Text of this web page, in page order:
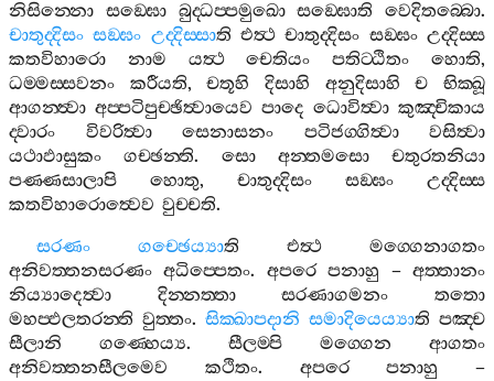
නිසින‍්නො සඞ‍්ඝො බුද‍්ධප‍්පමුඛො සඞ‍්ඝොති වෙදිතබ‍්බො.
චාතුද‍්දිසං සඞ‍්ඝං උද‍්දිස‍්සාති එත්‍ථ චාතුද‍්දිසං සඞ‍්ඝං උද‍්දිස‍්ස
කතවිහාරො
නාම යත්‍ථ චෙතියං පතිට‍්ඨිතං හොති,
ධම‍්මස‍්සවනං
කරීයති,චතූහි දිසාහි අනුදිසාහි ච
භික‍්ඛූ
ආගන‍්ත්‍වා අප‍්පටිපුච‍්ඡිත්‍වායෙව පාදෙ ධොවිත්‍වා කුඤ‍්චිකාය
ද‍්වාරං
විවරිත්‍වා සෙනාසනං පටිජග‍්ගිත්‍වා
වසිත්‍වා
යථාඵාසුකං
ගච‍්ඡන‍්ති. සො අන‍්තමසො
චතුරතනියා
පණ‍්ණසාලාපි
හොතු, චාතුද‍්දිසං සඞ‍්ඝං
උද‍්දිස‍්ස
කතවිහාරොත්‍වෙව වුච‍්චති.
සරණං
ගච‍්ඡෙය්‍යාති එත්‍ථ
මග‍්ගෙනාගතං
අනිවත‍්තනසරණං අධිප‍්පෙතං. අපරෙ පනාහු –අත‍්තානං
නිය්‍යාදෙත්‍වා
දින‍්නත‍්තා සරණාගමනං
තතො
මහප‍්ඵලතරන‍්ති වුත‍්තං. සික‍්ඛාපදානි සමාදියෙය්‍යාති පඤ‍්ච
සීලානි
ගණ‍්හෙය්‍ය. සීලම‍්පි මග‍්ගෙන
ආගතං
අනිවත‍්තනසීලමෙව
කථිතං. අපරෙ පනාහු –